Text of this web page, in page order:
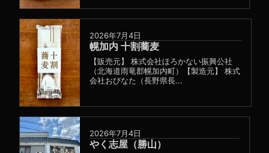
2026年7月4日
幌加内 十割蕎麦
【販売元】 株式会社ほろかない振興公社
（北海道雨竜郡幌加内町）【製造元】 株式
会社おびなた（長野県長...
2026年7月4日
やく志屋（勝山）